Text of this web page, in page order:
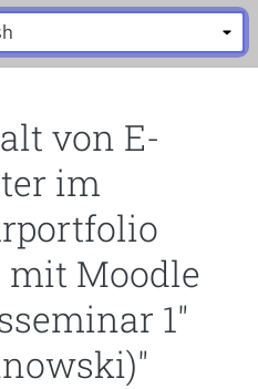
von E-
im
mit Moodle
1"